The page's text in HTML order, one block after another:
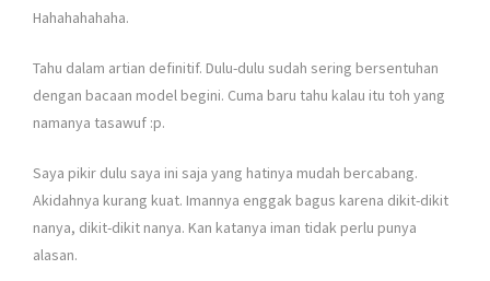
Hahahahahaha.
Tahu dalam artian definitif. Dulu-dulu sudah sering bersentuhan
dengan bacaan model begini. Cuma baru tahu kalau itu toh yang
namanya tasawuf :p.
Saya pikir dulu saya ini saja yang hatinya mudah bercabang.
Akidahnya kurang kuat. Imannya enggak bagus karena dikit-dikit
nanya, dikit-dikit nanya. Kan katanya iman tidak perlu punya
alasan.